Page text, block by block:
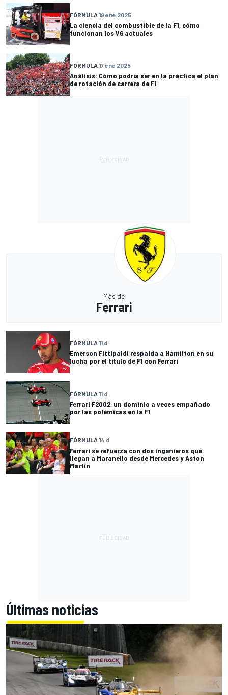
FÓRMULA 19 ene 2025
La ciencia del combustible de la F1, cómo
funcionan los V6 actuales
FÓRMULA 17 ene 2025
Análisis: Cómo podría ser en la práctica el plan
de rotación de carrera de F1
Más de
Ferrari
FÓRMULA 11 d
Emerson Fittipaldi respalda a Hamilton en su
lucha por el título de F1 con Ferrari
FÓRMULA 11 d
Ferrari F2002, un dominio a veces empañado
por las polémicas en la F1
FÓRMULA 14 d
Ferrari se refuerza con dos ingenieros que
llegan a Maranello desde Mercedes y Aston
Martin
Últimas noticias